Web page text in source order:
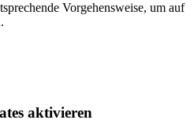
Vorgehensweise, um auf
aktivieren